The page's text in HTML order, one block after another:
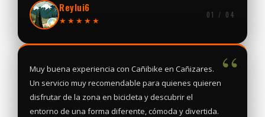
Reylui6
★★★★★
01 / 04
“
Muy buena experiencia con Cañibike en Cañizares.
Un servicio muy recomendable para quienes quieren
disfrutar de la zona en bicicleta y descubrir el
entorno de una forma diferente, cómoda y divertida.